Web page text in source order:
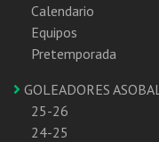
Calendario
Equipos
Pretemporada
GOLEADORES ASOBAL
25-26
24-25